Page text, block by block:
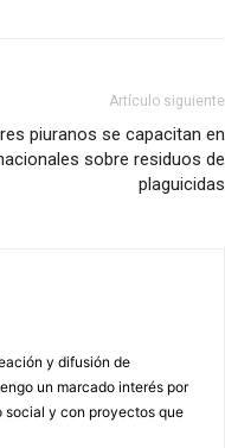
Artículo siguiente
piuranos se capacitan en
sobre residuos de
plaguicidas
y difusión de
un marcado interés por
social y con proyectos que